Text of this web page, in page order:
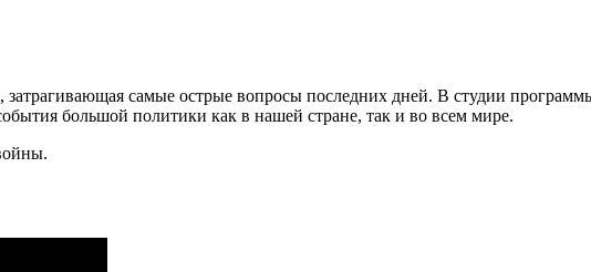
самые острые вопросы последних дней. В студии
большой политики как в нашей стране, так и во всем мире.